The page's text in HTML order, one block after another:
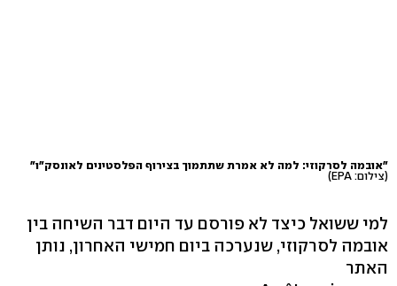
"אובמה לסרקוזי: למה לא אמרת שתתמוך בצירוף הפלסטינים לאונסק"ו"
(צילום: EPA)
למי ששואל כיצד לא פורסם עד היום דבר השיחה בין
אובמה לסרקוזי, שנערכה ביום חמישי האחרון, נותן
האתר